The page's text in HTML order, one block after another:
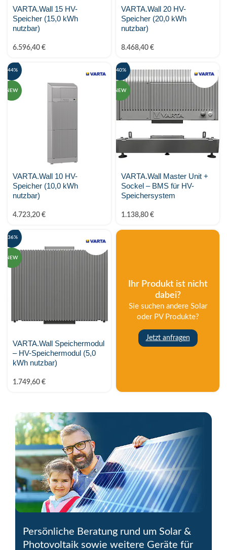
KEBA
Kostal Solar Electric
LONGI
MARSTEK Energy
MY-PV
Phonenix Contact
PV-24.at Eigenmarke
Raycap
SMA Solar
smappee
SolarEdge
SOLAX Power
Solis
Stäubli
SunFUSE
Sungrow
VARTA.Wall 15 HV-
Speicher (15,0 kWh
nutzbar)
6.596,40 €
VARTA.Wall 20 HV-
Speicher (20,0 kWh
nutzbar)
8.468,40 €
-44%
NEW
VARTA.Wall 10 HV-
Speicher (10,0 kWh
nutzbar)
4.723,20 €
-40%
NEW
VARTA.Wall Master Unit +
Sockel – BMS für HV-
Speichersystem
1.138,80 €
-36%
NEW
VARTA.Wall Speichermodul
– HV-Speichermodul (5,0
kWh nutzbar)
1.749,60 €
Ihr Produkt ist nicht
dabei?
Sie suchen andere Solar
oder PV Produkte?
Jetzt anfragen
Persönliche Beratung rund um Solar &
Photovoltaik sowie weitere Geräte für